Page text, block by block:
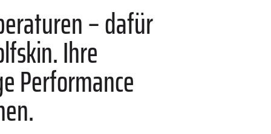
– dafür
Ihre
Performance